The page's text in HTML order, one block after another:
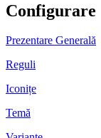
Configurare
Prezentare Generală
Reguli
Iconițe
Temă